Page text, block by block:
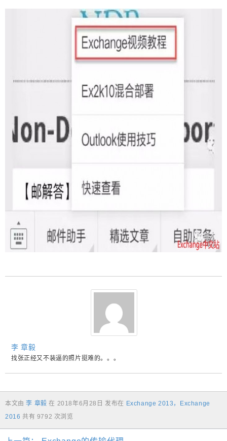
李 章毅
找张正经又不装逼的照片挺难的。。。
本文由李 章毅 在 2018年6月28日 发布在 Exchange 2013 ，
Exchange
2016 共有 9792 次浏览